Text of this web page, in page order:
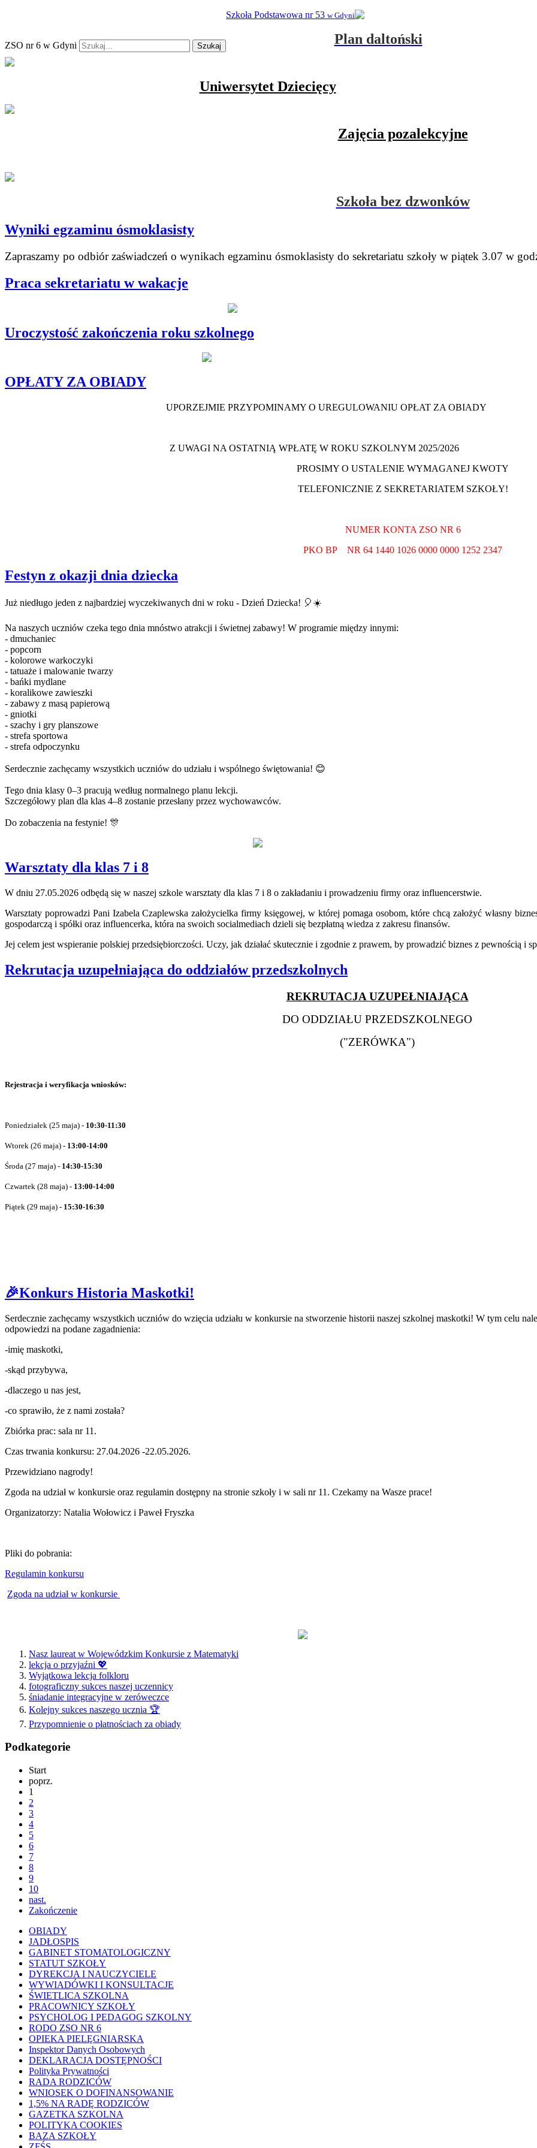
ZSO nr 6 w Gdyni Szukaj
Szkoła Podstawowa nr 53 w Gdyni
Plan daltoński
Uniwersytet Dziecięcy
Zajęcia pozalekcyjne
Szkoła bez dzwonków
Wyniki egzaminu ósmoklasisty
Zapraszamy po odbiór zaświadczeń o wynikach egzaminu ósmoklasisty do sekretariatu szkoły w piątek 3.07 w
Praca sekretariatu w wakacje
Uroczystość zakończenia roku szkolnego
OPŁATY ZA OBIADY
UPORZEJMIE PRZYPOMINAMY O UREGULOWANIU OPŁAT ZA OBIADY
Z UWAGI NA OSTATNIĄ WPŁATĘ W ROKU SZKOLNYM 2025/2026
PROSIMY O USTALENIE WYMAGANEJ KWOTY
TELEFONICZNIE Z SEKRETARIATEM SZKOŁY!
NUMER KONTA ZSO NR 6
PKO BP NR 64 1440 1026 0000 0000 1252 2347
Festyn z okazji dnia dziecka
Już niedługo jeden z najbardziej wyczekiwanych dni w roku - Dzień Dziecka! 🎈 ☀️
Na naszych uczniów czeka tego dnia mnóstwo atrakcji i świetnej zabawy! W programie między innymi:
- dmuchaniec
- popcorn
- kolorowe warkoczyki
- tatuaże i malowanie twarzy
- bańki mydlane
- koralikowe zawieszki
- zabawy z masą papierową
- gniotki
- szachy i gry planszowe
- strefa sportowa
- strefa odpoczynku
Serdecznie zachęcamy wszystkich uczniów do udziału i wspólnego świętowania! 😊
Tego dnia klasy 0–3 pracują według normalnego planu lekcji.
Szczegółowy plan dla klas 4–8 zostanie przesłany przez wychowawców.
Do zobaczenia na festynie! 🎊
Warsztaty dla klas 7 i 8
W dniu 27.05.2026 odbędą się w naszej szkole warsztaty dla klas 7 i 8 o zakładaniu i prowadzeniu firmy oraz influencerstwie.
Warsztaty poprowadzi Pani Izabela Czaplewska założycielka firmy księgowej, w której pomaga osobom, które chcą założyć własny
gospodarczą i spółki oraz influencerka, która na swoich socialmediach dzieli się bezpłatną wiedza z zakresu finansów.
Jej celem jest wspieranie polskiej przedsiębiorczości. Uczy, jak działać skutecznie i zgodnie z prawem, by prowadzić biznes z pewnością i
Rekrutacja uzupełniająca do oddziałów przedszkolnych
REKRUTACJA UZUPEŁNIAJĄCA
DO ODDZIAŁU PRZEDSZKOLNEGO
("ZERÓWKA")
Rejestracja i weryfikacja wniosków:
Poniedziałek (25 maja) - 10:30-11:30
Wtorek (26 maja) - 13:00-14:00
Środa (27 maja) - 14:30-15:30
Czwartek (28 maja) - 13:00-14:00
Piątek (29 maja) - 15:30-16:30
🎉Konkurs Historia Maskotki!
Serdecznie zachęcamy wszystkich uczniów do wzięcia udziału w konkursie na stworzenie historii naszej szkolnej maskotki! W tym celu
odpowiedzi na podane zagadnienia:
-imię maskotki,
-skąd przybywa,
-dlaczego u nas jest,
-co sprawiło, że z nami została?
Zbiórka prac: sala nr 11.
Czas trwania konkursu: 27.04.2026 -22.05.2026.
Przewidziano nagrody!
Zgoda na udział w konkursie oraz regulamin dostępny na stronie szkoły i w sali nr 11. Czekamy na Wasze prace!
Organizatorzy: Natalia Wołowicz i Paweł Fryszka
Pliki do pobrania:
Regulamin konkursu
Zgoda na udział w konkursie
Nasz laureat w Wojewódzkim Konkursie z Matematyki
lekcja o przyjaźni 💖
Wyjątkowa lekcja folkloru
fotograficzny sukces naszej uczennicy
śniadanie integracyjne w zeróweczce
Kolejny sukces naszego ucznia 🏆
Przypomnienie o płatnościach za obiady
Podkategorie
Start
poprz.
1
2
3
4
5
6
7
8
9
10
nast.
Zakończenie
OBIADY
JADŁOSPIS
GABINET STOMATOLOGICZNY
STATUT SZKOŁY
DYREKCJA I NAUCZYCIELE
WYWIADÓWKI I KONSULTACJE
ŚWIETLICA SZKOLNA
PRACOWNICY SZKOŁY
PSYCHOLOG I PEDAGOG SZKOLNY
RODO ZSO NR 6
OPIEKA PIELĘGNIARSKA
Inspektor Danych Osobowych
DEKLARACJA DOSTĘPNOŚCI
Polityka Prywatności
RADA RODZICÓW
WNIOSEK O DOFINANSOWANIE
1,5% NA RADĘ RODZICÓW
GAZETKA SZKOLNA
POLITYKA COOKIES
BAZA SZKOŁY